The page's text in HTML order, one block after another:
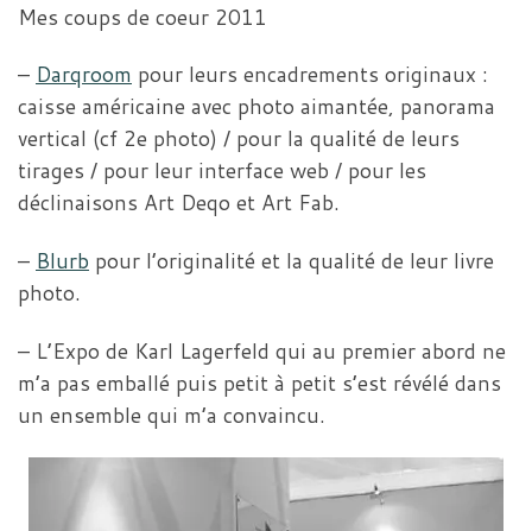
Mes coups de coeur 2011
– Darqroom pour leurs encadrements originaux :
caisse américaine avec photo aimantée, panorama
vertical (cf 2e photo) / pour la qualité de leurs
tirages / pour leur interface web / pour les
déclinaisons Art Deqo et Art Fab.
– Blurb pour l’originalité et la qualité de leur livre
photo.
– L’Expo de Karl Lagerfeld qui au premier abord ne
m’a pas emballé puis petit à petit s’est révélé dans
un ensemble qui m’a convaincu.